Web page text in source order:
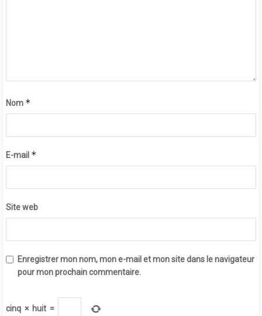
Nom *
E-mail *
Site web
Enregistrer mon nom, mon e-mail et mon site dans le navigateur
pour mon prochain commentaire.
cinq × huit =